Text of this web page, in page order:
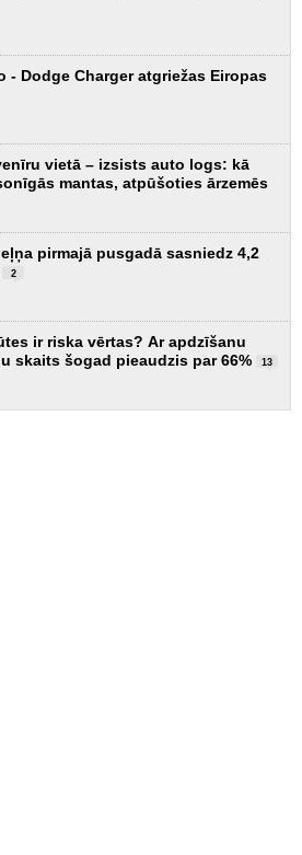
- Dodge Charger atgriežas Eiropas
vietā – izsists auto logs: kā
mantas, atpūšoties ārzemēs
pirmajā pusgadā sasniedz 4,2
2
ir riska vērtas? Ar apdzīšanu
skaits šogad pieaudzis par 66%
13